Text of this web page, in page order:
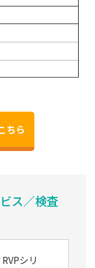
ちら
ス／検査
シリ